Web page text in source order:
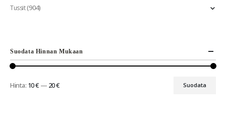
Tussit(904)
Suodata Hinnan Mukaan
Suodata
Hinta: 10 € — 20 €